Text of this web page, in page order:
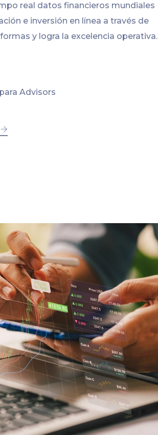
real datos financieros mundiales
e inversión en línea a través de
y logra la excelencia operativa.
Advisors